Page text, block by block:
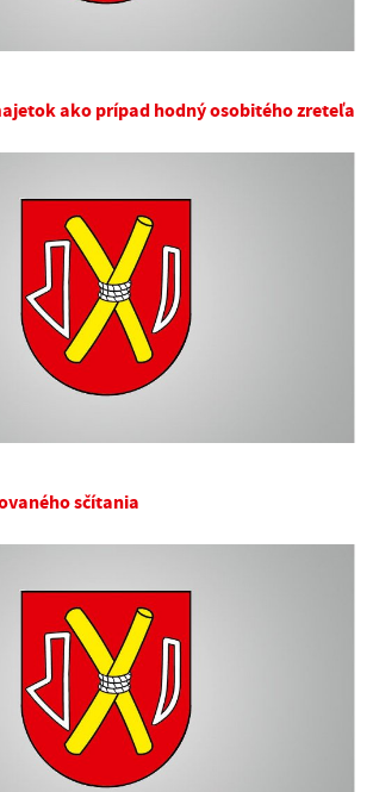
ako prípad hodný osobitého zreteľa
sčítania